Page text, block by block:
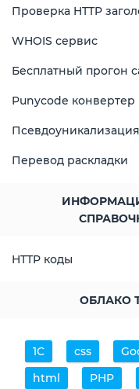
Проверка HTTP
WHOIS сервис
Бесплатный прогон
Punycode конвертер
Псевдоуникализация
Перевод раскладки
HTTP коды
ОБЛАКО
1С css
html
PHP
на
(Во
в